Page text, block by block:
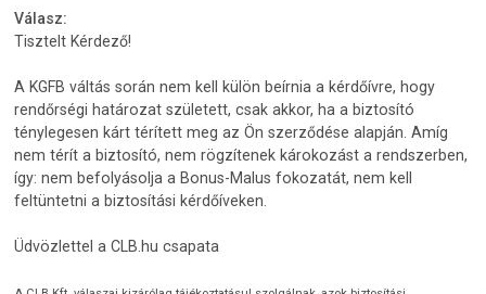
Válasz:
Tisztelt Kérdező!
A KGFB váltás során nem kell külön beírnia a kérdőívre, hogy
rendőrségi határozat született, csak akkor, ha a biztosító
ténylegesen kárt térített meg az Ön szerződése alapján. Amíg
nem térít a biztosító, nem rögzítenek károkozást a rendszerben,
így: nem befolyásolja a Bonus-Malus fokozatát, nem kell
feltüntetni a biztosítási kérdőíveken.
Üdvözlettel a CLB.hu csapata